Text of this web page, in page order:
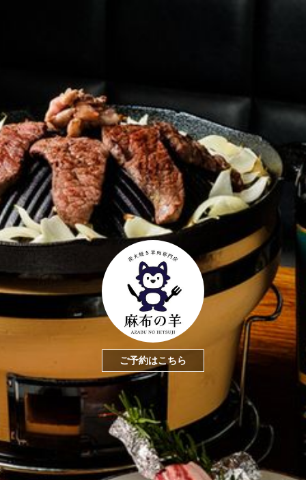
ご予約はこちら